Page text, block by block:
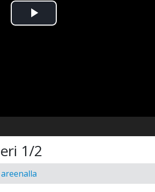
Toista
1/2